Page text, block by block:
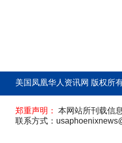
美国凤凰华人资讯网 版权所
郑重声明：
本网站所刊载信
联系方式：